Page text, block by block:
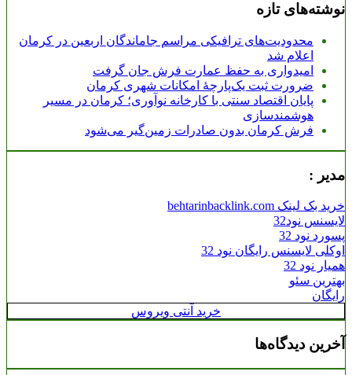
نوشته‌های تازه
محدودیت‌های ترافیکی مراسم جاماندگان اربعین در کرمان
اعلام شد
امیدواری به حفظ عمارت فرش جان گرفت
ضرورت ثبت یک‌پارچۀ امکانات شهری کرمان
پایان اقتصاد سنتی با کارخانه نوآوری؛ کرمان در مسیر
هوشمندسازی
فرش کرمان بدون صادرات زمین‌گیر می‌شود
مدیر :
خرید بک لینک behtarinbacklink.com
لایسنس نود32
پسورد نود 32
اوکلی لایسنس رایگان نود 32
همیار نود 32
بهترین سئو
رایگان
خرید آنتی ویروس
آخرین دیدگاه‌ها